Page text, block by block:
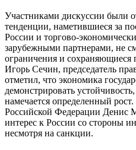
Участниками дискуссии были
тенденции, наметившиеся за
России и торгово-
зарубежными партнерами, не
ограничения и сохраняющиеся
Игорь Сечин, председатель
отметил, что экономика
демонстрировать
намечается определенный
Российской Федерации Денис
интерес к России со стороны
несмотря на санкции.